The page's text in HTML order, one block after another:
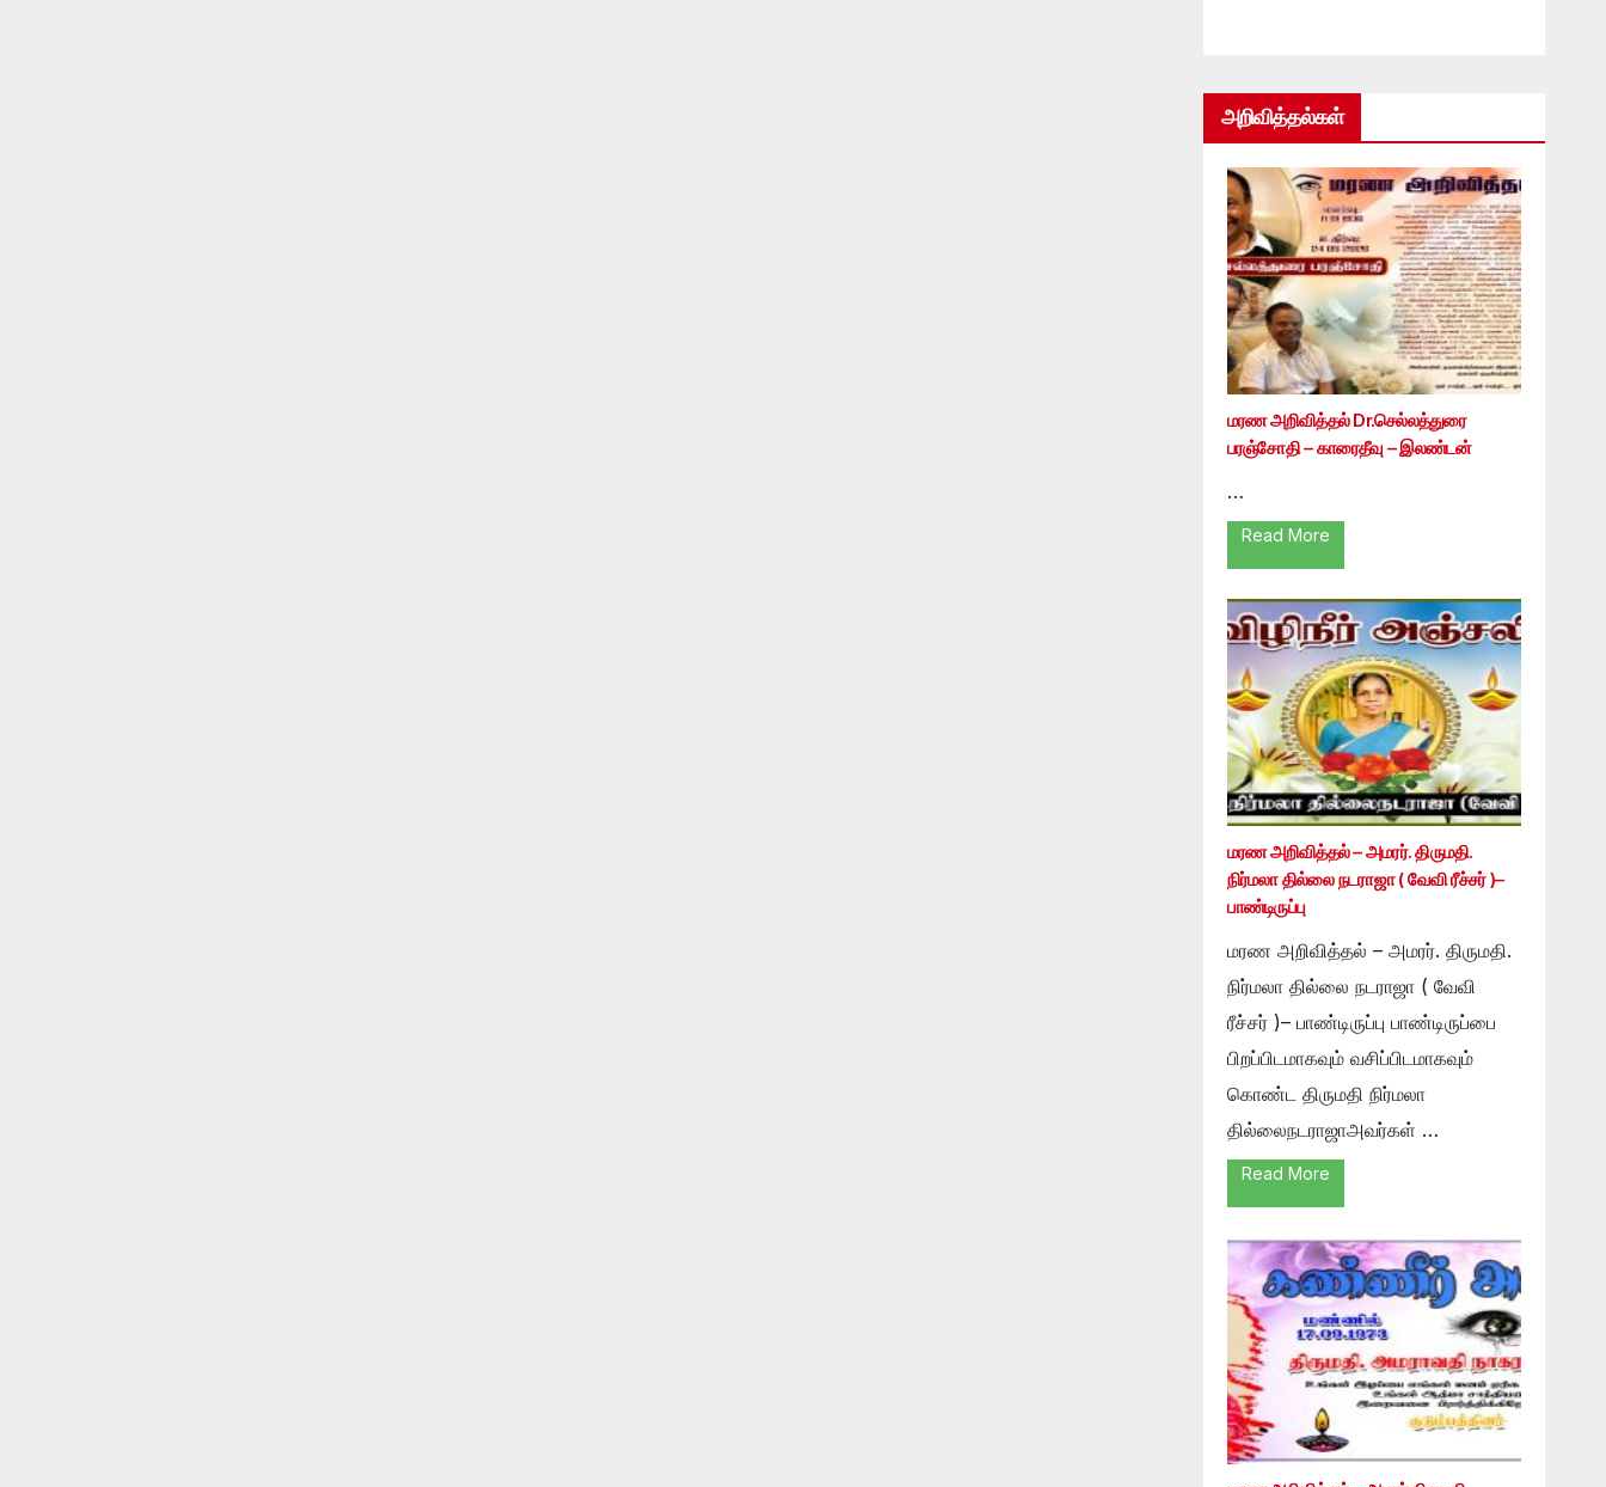
அறிவித்தல்கள்
மரண அறிவித்தல் Dr.செல்லத்துரை
பரஞ்சோதி – காரைதீவு – இலண்டன்
…
Read More
மரண அறிவித்தல் – அமரர். திருமதி.
நிர்மலா தில்லை நடராஜா ( வேவி ரீச்சர் )–
பாண்டிருப்பு
மரண அறிவித்தல் – அமரர். திருமதி.
நிர்மலா தில்லை நடராஜா ( வேவி
ரீச்சர் )– பாண்டிருப்பு பாண்டிருப்பை
பிறப்பிடமாகவும் வசிப்பிடமாகவும்
கொண்ட திருமதி நிர்மலா
தில்லைநடராஜாஅவர்கள் …
Read More